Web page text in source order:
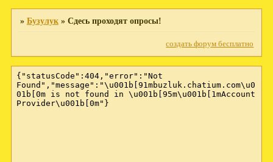
» Бузулук » Сдесь проходят опросы!
создать форум бесплатно